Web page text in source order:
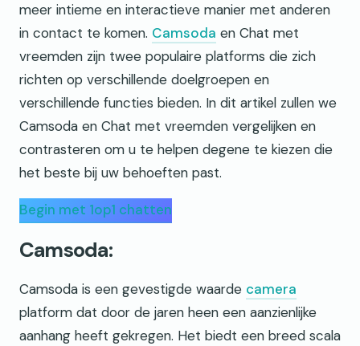
meer intieme en interactieve manier met anderen
in contact te komen. Camsoda en Chat met
vreemden zijn twee populaire platforms die zich
richten op verschillende doelgroepen en
verschillende functies bieden. In dit artikel zullen we
Camsoda en Chat met vreemden vergelijken en
contrasteren om u te helpen degene te kiezen die
het beste bij uw behoeften past.
Begin met 1op1 chatten
Camsoda:
Camsoda is een gevestigde waarde camera
platform dat door de jaren heen een aanzienlijke
aanhang heeft gekregen. Het biedt een breed scala